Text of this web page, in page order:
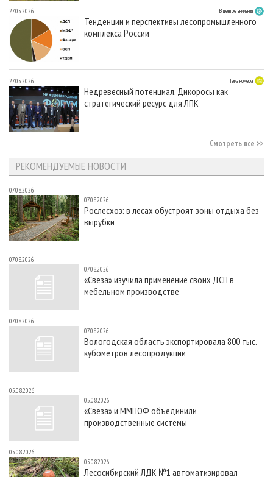
27.05.2026 В центре внимания
Тенденции и перспективы лесопромышленного
комплекса России
27.05.2026 Тема номера
Недревесный потенциал. Дикоросы как
стратегический ресурс для ЛПК
Смотреть все
РЕКОМЕНДУЕМЫЕ НОВОСТИ
07.08.2026
07.08.2026
Рослесхоз: в лесах обустроят зоны отдыха без
вырубки
07.08.2026
07.08.2026
«Свеза» изучила применение своих ДСП в
мебельном производстве
07.08.2026
07.08.2026
Вологодская область экспортировала 800 тыс.
кубометров лесопродукции
05.08.2026
05.08.2026
«Свеза» и ММПОФ объединили
производственные системы
05.08.2026
05.08.2026
Лесосибирский ЛДК №1 автоматизировал